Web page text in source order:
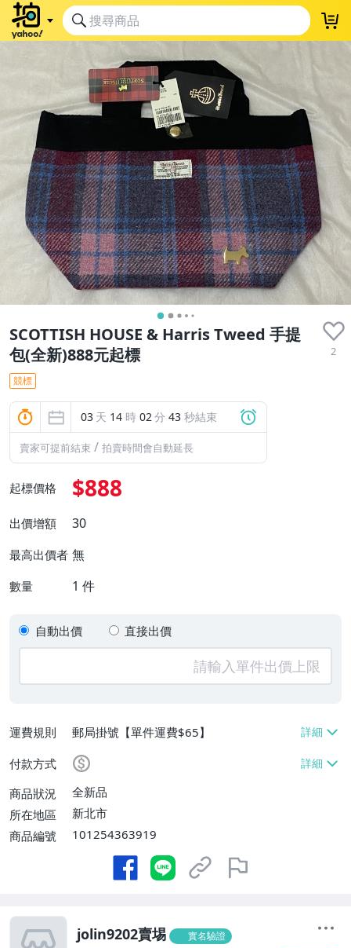
SCOTTISH HOUSE & Harris Tweed 手提
包(全新)888元起標
2
競標
03 天 14 時 02分 42 秒結束
賣家可提前結束 / 拍賣時間會自動延長
起標價格 $888
出價增額 30
最高出價者 無
數量 1 件
自動出價 直接出價
運費規則
郵局掛號【單件運費$65】
付款方式
商品狀況
全新品
所在地區
新北市
商品編號
101254363919
jolin9202賣埸 實名驗證